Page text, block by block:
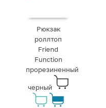
Рюкзак
роллтоп
Friend
Function
прорезиненный
черный